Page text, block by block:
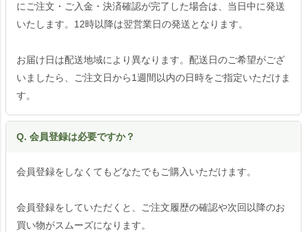
にご注文・ご入金・決済確認が完了した場合は、当日中に発送
いたします。12時以降は翌営業日の発送となります。
お届け日は配送地域により異なります。配送日のご希望がござ
いましたら、ご注文日から1週間以内の日時をご指定いただけま
す。
Q. 会員登録は必要ですか？
会員登録をしなくてもどなたでもご購入いただけます。
会員登録をしていただくと、ご注文履歴の確認や次回以降のお
買い物がスムーズになります。